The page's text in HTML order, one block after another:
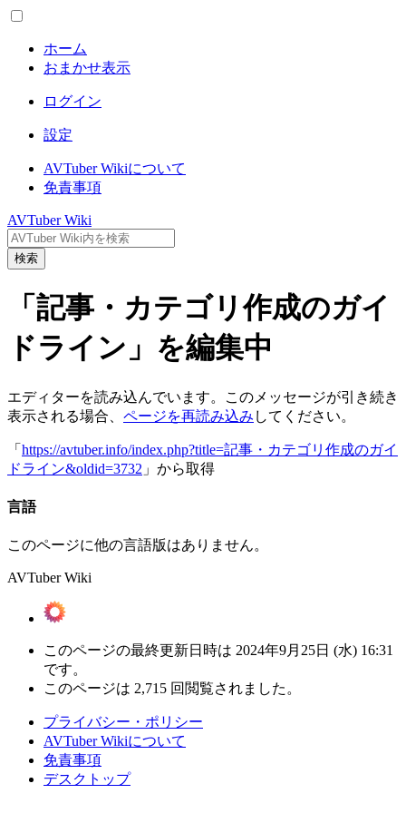
ホーム
おまかせ表示
ログイン
設定
AVTuber Wikiについて
免責事項
AVTuber Wiki
検索
「記事・カテゴリ作成のガイ
ドライン」を編集中
エディターを読み込んでいます。このメッセージが引き続き
表示される場合、 ページを再読み込み してください。
「 https://avtuber.info/index.php?title=記事・カテゴリ作成のガイ
ドライン&oldid=3732 」から取得
言語
このページに他の言語版はありません。
AVTuber Wiki
このページの最終更新日時は 2024年9月25日 (水) 16:31
です。
このページは 2,715 回閲覧されました。
プライバシー・ポリシー
AVTuber Wikiについて
免責事項
デスクトップ